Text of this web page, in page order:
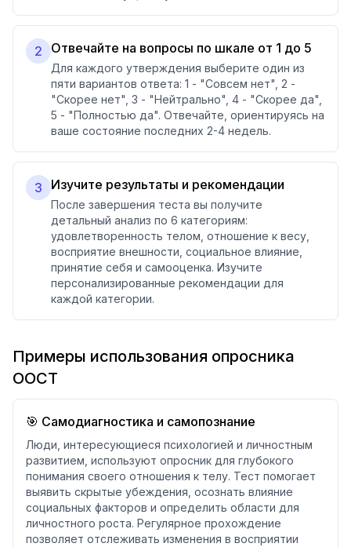
2 Отвечайте на вопросы по шкале от 1 до 5
Для каждого утверждения выберите один из
пяти вариантов ответа: 1 - "Совсем нет", 2 -
"Скорее нет", 3 - "Нейтрально", 4 - "Скорее да",
5 - "Полностью да". Отвечайте, ориентируясь на
ваше состояние последних 2-4 недель.
3 Изучите результаты и рекомендации
После завершения теста вы получите
детальный анализ по 6 категориям:
удовлетворенность телом, отношение к весу,
восприятие внешности, социальное влияние,
принятие себя и самооценка. Изучите
персонализированные рекомендации для
каждой категории.
Примеры использования опросника
ООСТ
🎯 Самодиагностика и самопознание
Люди, интересующиеся психологией и личностным
развитием, используют опросник для глубокого
понимания своего отношения к телу. Тест помогает
выявить скрытые убеждения, осознать влияние
социальных факторов и определить области для
личностного роста. Регулярное прохождение
позволяет отслеживать изменения в восприятии